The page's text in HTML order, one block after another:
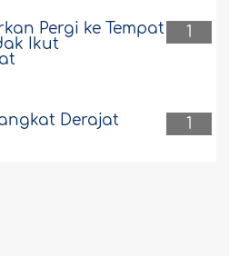
1
Pergi ke Tempat
Ikut
1
Derajat